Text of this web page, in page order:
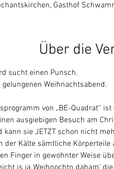
Gasthof
Über die
sucht einen Punsch.
Weihnachtsabend.
von „BE-Quadrat“
ausgiebigen Besuch am
sie JETZT schon nicht
Kälte sämtliche Körperteile
Finger in gewohnter Weise